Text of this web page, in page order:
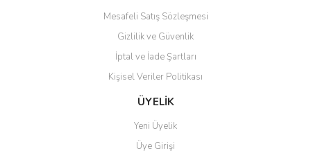
Mesafeli Satış Sözleşmesi
Gizlilik ve Güvenlik
İptal ve İade Şartları
Kişisel Veriler Politikası
ÜYELİK
Yeni Üyelik
Üye Girişi